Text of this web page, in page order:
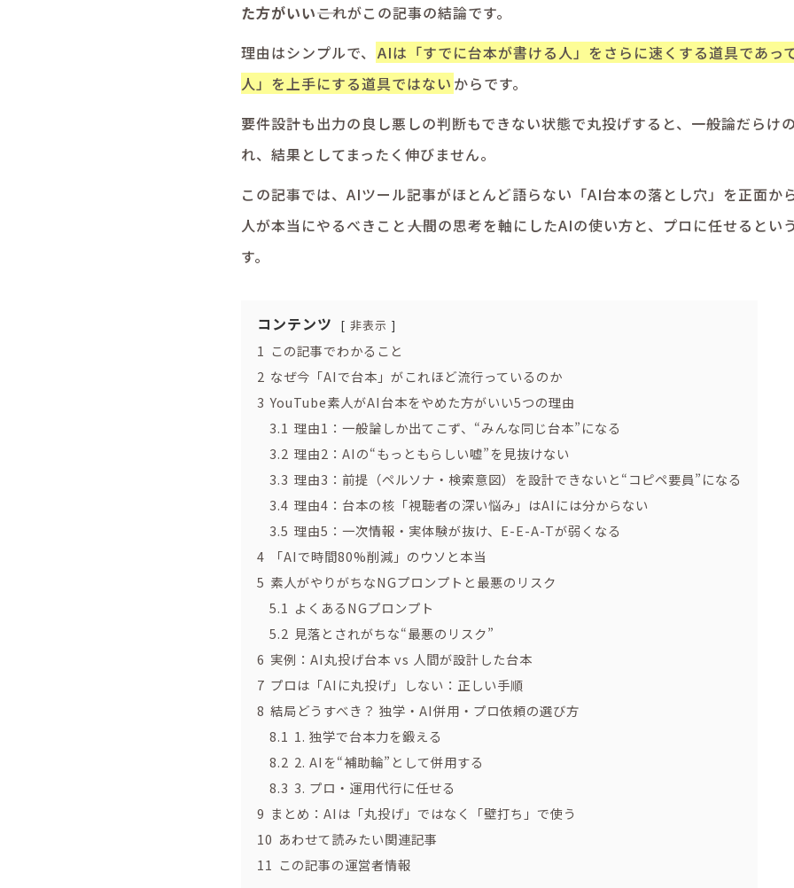
た方がいい――これがこの記事の結論です。
理由はシンプルで、 AIは「すでに台本が書ける人」をさらに速くする道具であっ
人」を上手にする道具ではない からです。
要件設計も出力の良し悪しの判断もできない状態で丸投げすると、一般論だらけ
れ、結果としてまったく伸びません。
この記事では、AIツール記事がほとんど語らない「AI台本の落とし穴」を正面か
人が本当にやるべきこと――人間の思考を軸にしたAIの使い方と、プロに任せるとい
す。
コンテンツ 非表示
1 この記事でわかること
2 なぜ今「AIで台本」がこれほど流行っているのか
3 YouTube素人がAI台本をやめた方がいい5つの理由
3.1 理由1：一般論しか出てこず、“みんな同じ台本”になる
3.2 理由2：AIの“もっともらしい嘘”を見抜けない
3.3 理由3：前提（ペルソナ・検索意図）を設計できないと“コピペ要員”になる
3.4 理由4：台本の核「視聴者の深い悩み」はAIには分からない
3.5 理由5：一次情報・実体験が抜け、E-E-A-Tが弱くなる
4
「AIで時間80%削減」のウソと本当
5 素人がやりがちなNGプロンプトと最悪のリスク
5.1 よくあるNGプロンプト
5.2 見落とされがちな“最悪のリスク”
6 実例：AI丸投げ台本 vs 人間が設計した台本
7 プロは「AIに丸投げ」しない：正しい手順
8 結局どうすべき？ 独学・AI併用・プロ依頼の選び方
8.1 1. 独学で台本力を鍛える
8.2 2. AIを“補助輪”として併用する
8.3 3. プロ・運用代行に任せる
9 まとめ：AIは「丸投げ」ではなく「壁打ち」で使う
10 あわせて読みたい関連記事
11 この記事の運営者情報